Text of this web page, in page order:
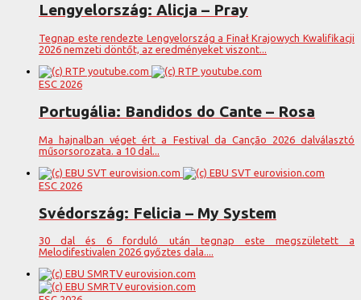
Lengyelország: Alicja – Pray
Tegnap este rendezte Lengyelország a Finał Krajowych Kwalifikacji
2026 nemzeti döntőt, az eredményeket viszont...
ESC 2026
Portugália: Bandidos do Cante – Rosa
Ma hajnalban véget ért a Festival da Canção 2026 dalválasztó
műsorsorozata. a 10 dal...
ESC 2026
Svédország: Felicia – My System
30 dal és 6 forduló után tegnap este megszületett a
Melodifestivalen 2026 győztes dala....